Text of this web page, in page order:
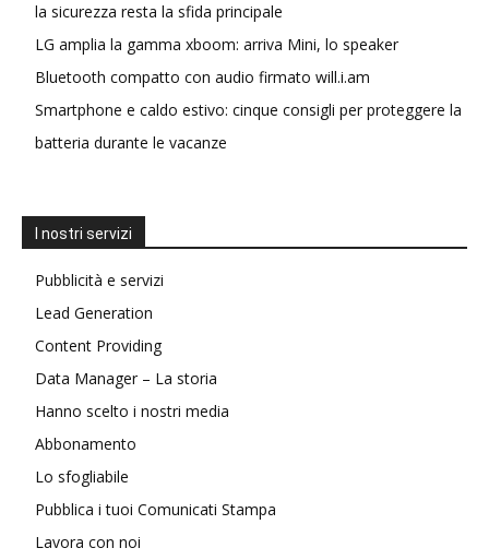
la sicurezza resta la sfida principale
LG amplia la gamma xboom: arriva Mini, lo speaker
Bluetooth compatto con audio firmato will.i.am
Smartphone e caldo estivo: cinque consigli per proteggere la
batteria durante le vacanze
I nostri servizi
Pubblicità e servizi
Lead Generation
Content Providing
Data Manager – La storia
Hanno scelto i nostri media
Abbonamento
Lo sfogliabile
Pubblica i tuoi Comunicati Stampa
Lavora con noi